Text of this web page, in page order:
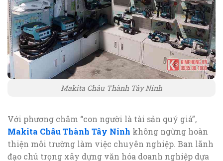
Makita Châu Thành Tây Ninh
Với phương châm “con người là tài sản quý giá”,
Makita Châu Thành Tây Ninh không ngừng hoàn
thiện môi trường làm việc chuyên nghiệp. Ban lãnh
đạo chú trọng xây dựng văn hóa doanh nghiệp dựa